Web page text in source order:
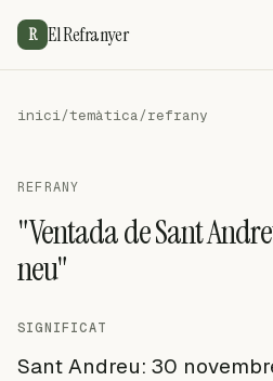
R El Refranyer
inici/temàtica/refrany
REFRANY
"Ventada de Sant
neu"
SIGNIFICAT
Sant Andreu: 30